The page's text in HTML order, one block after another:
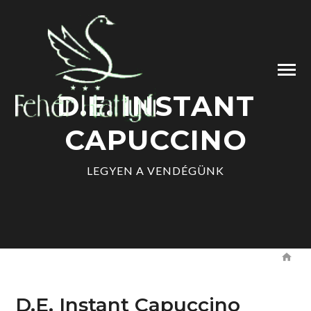
D.E. INSTANT
CAPUCCINO
LEGYEN A VENDÉGÜNK
D.E. Instant Capuccino